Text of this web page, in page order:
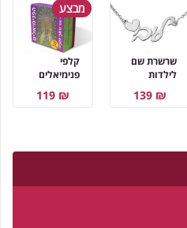
מבצע
קלפי
פנימיאלים
₪ 119
שרשרת שם
לילדות
₪ 139